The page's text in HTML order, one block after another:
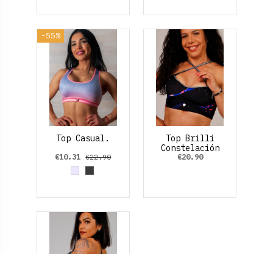
-55%
Top Casual.
€10.31 €22.90
GreyGris Oscuro
Top Brilli
Constelación
€20.90